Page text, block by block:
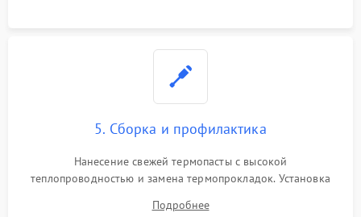
5. Сборка и профилактика
Нанесение свежей термопасты с высокой
теплопроводностью и замена термопрокладок. Установка
шлейфов, модулей памяти и накопителей. Предварительная
Подробнее